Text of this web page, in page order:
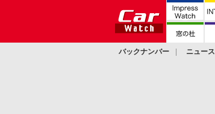
バックナンバー ニュース